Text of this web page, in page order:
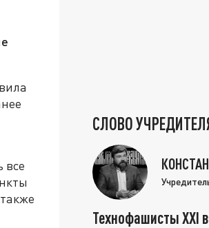
все
СЛОВО
Технофашисты XXI